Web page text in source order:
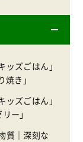
ズごはん」
き」
ズごはん」
ー」
質｜深刻な